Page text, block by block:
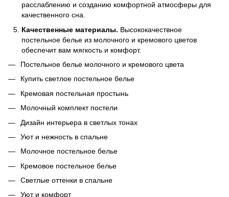
расслаблению и созданию комфортной атмосферы для
качественного сна.
Качественные материалы. Высококачествное
постельное белье из молочного и кремового цветов
обеспечит вам мягкость и комфорт.
Постельное белье молочного и кремового цвета
Купить светлое постельное белье
Кремовая постельная простынь
Молочный комплект постели
Дизайн интерьера в светлых тонах
Уют и нежность в спальне
Молочное постельное белье
Кремовое постельное белье
Светлые оттенки в спальне
Уют и комфорт